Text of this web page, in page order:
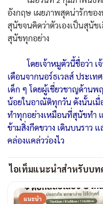
อังกฤษ เผยภาพสุดน่ารักขอ
สุนัขจนคิดว่าตัวเองเป็นสุนั
สุนัขทุกอย่าง
โดยเจ้าหมูตัวนี้ชื่อว่า เ
เดือนจากนอร์ธเวลส์ ประเ
เด็ก ๆ โดยผู้เชี่ยวชาญด้านพ
น้อยในอาณัติทุกวัน ดังนั้นเ
ทำทุกอย่างเหมือนที่สุนัขทำ
ข้ามสิ่งกีดขวาง เดินบนราว แ
คล่องแคล่วว่องไว
ไอเท็มแนะนำสำหรับบท
แนะนำ